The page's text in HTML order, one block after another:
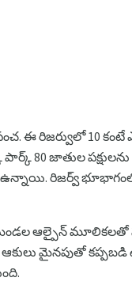
ఈ రిజర్వులో 10
80 జాతుల
రిజర్వ్ భూభాగంలో
ఆల్పైన్
మైనపుతో